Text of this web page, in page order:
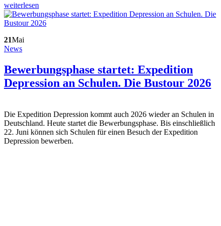
weiterlesen
21Mai
News
Bewerbungsphase startet: Expedition
Depression an Schulen. Die Bustour 2026
Die Expedition Depression kommt auch 2026 wieder an Schulen in
Deutschland. Heute startet die Bewerbungsphase. Bis einschließlich
22. Juni können sich Schulen für einen Besuch der Expedition
Depression bewerben.